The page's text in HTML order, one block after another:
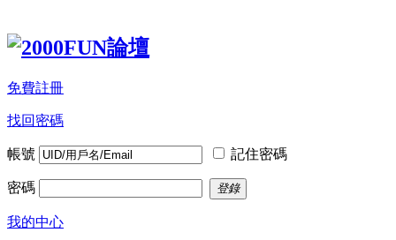
免費註冊
找回密碼
帳號 記住密碼
密碼 登錄
我的中心